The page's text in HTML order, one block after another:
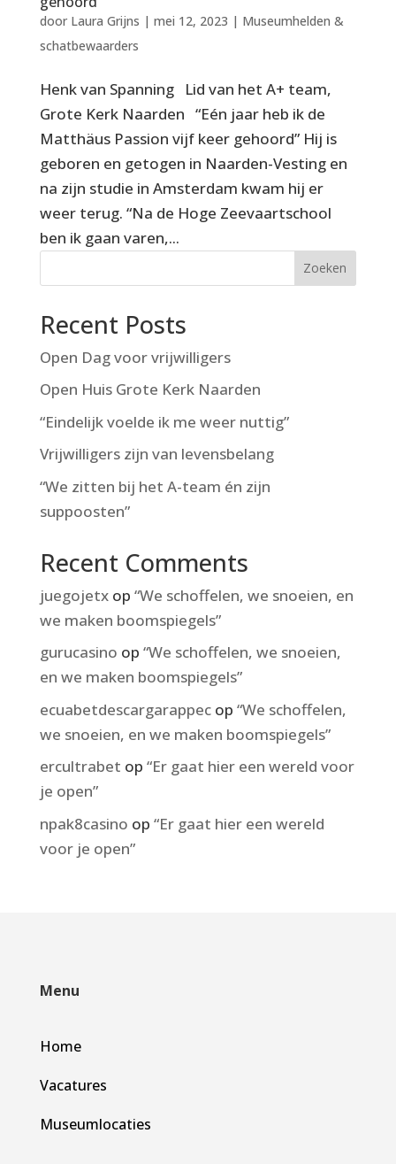
door Laura Grijns | mei 12, 2023 | Museumhelden &
schatbewaarders
Henk van Spanning Lid van het A+ team,
Grote Kerk Naarden “Eén jaar heb ik de
Matthäus Passion vijf keer gehoord” Hij is
geboren en getogen in Naarden-Vesting en
na zijn studie in Amsterdam kwam hij er
weer terug. “Na de Hoge Zeevaartschool
ben ik gaan varen,...
Zoeken
Recent Posts
Open Dag voor vrijwilligers
Open Huis Grote Kerk Naarden
“Eindelijk voelde ik me weer nuttig”
Vrijwilligers zijn van levensbelang
“We zitten bij het A-team én zijn
suppoosten”
Recent Comments
juegojetxop “We schoffelen, we snoeien, en
we maken boomspiegels”
gurucasino op “We schoffelen, we snoeien,
en we maken boomspiegels”
ecuabetdescargarappecop “We schoffelen,
we snoeien, en we maken boomspiegels”
ercultrabet op “Er gaat hier een wereld voor
je open”
npak8casino op “Er gaat hier een wereld
voor je open”
Menu
Home
Vacatures
Museumlocaties